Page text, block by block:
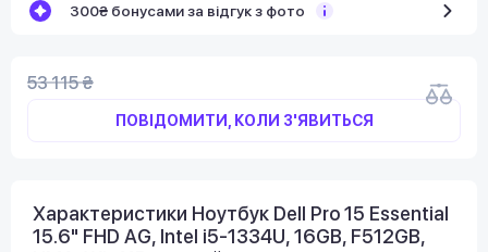
300₴ бонусами за відгук з фото
53 115 ₴
ПОВІДОМИТИ, КОЛИ З'ЯВИТЬСЯ
Характеристики Ноутбук Dell Pro 15 Essential
15.6" FHD AG, Intel i5-1334U, 16GB, F512GB,